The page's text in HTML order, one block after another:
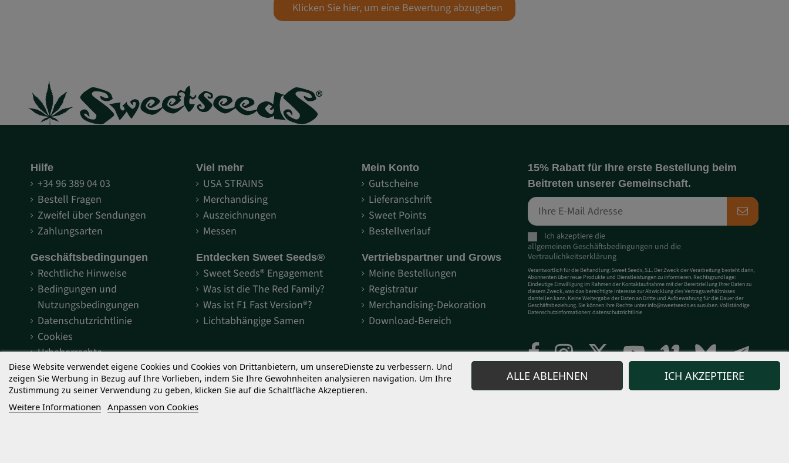
Klicken Sie hier, um eine Bewertung abzugeben
Hilfe
+34 96 389 04 03
Bestell Fragen
Zweifel über Sendungen
Zahlungsarten
Viel mehr
USA STRAINS
Merchandising
Auszeichnungen
Messen
Mein Konto
Gutscheine
Lieferanschrift
Sweet Points
Bestellverlauf
Geschäftsbedingungen
Rechtliche Hinweise
Bedingungen und
Nutzungsbedingungen
Datenschutzrichtlinie
Cookies
Urheberrechte
Entdecken Sweet Seeds®
Sweet Seeds® Engagement
Was ist die The Red Family?
Was ist F1 Fast Version®?
Lichtabhängige Samen
Vertriebspartner und Grows
Meine Bestellungen
Registratur
Merchandising-Dekoration
Download-Bereich
Diese Website verwendet eigene Cookies und Cookies von Drittanbietern, um unsereDienste zu verbessern. Und
zeigen Sie Werbung in Bezug auf Ihre Vorlieben, indem Sie Ihre Gewohnheiten analysieren navigation. Um Ihre
Zustimmung zu seiner Verwendung zu geben, klicken Sie auf die Schaltfläche Akzeptieren.
Weitere Informationen Anpassen von Cookies
ALLE ABLEHNEN ICH AKZEPTIERE
15% Rabatt für Ihre erste Bestellung beim
Beitreten unserer Gemeinschaft.
Ich akzeptiere die
allgemeinenGeschäftsbedingungen unddie
Vertraulichkeitserklärung
Verantwortlich für die Behandlung: Sweet Seeds, S.L. Der Zweck der Verarbeitung besteht darin,
Abonnenten über neue Produkte und Dienstleistungen zu informieren. Rechtsgrundlage:
Eindeutige Einwilligung im Rahmen der Kontaktaufnahme mit der Bereitstellung Ihrer Daten zu
diesem Zweck, was das berechtigte Interesse zur Abwicklung des Vertragsverhältnisses
darstellen kann. Keine Weitergabe der Daten an Dritte und Aufbewahrung für die Dauer der
Geschäftsbeziehung. Sie können Ihre Rechte unterinfo@sweetseeds.esausüben. Vollständige
Datenschutzinformationen:datenschutzrichtlinie